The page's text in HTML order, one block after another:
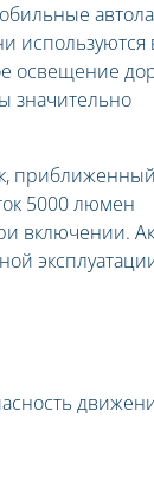
используются
освещение
значительно
5000 люмен
включении.